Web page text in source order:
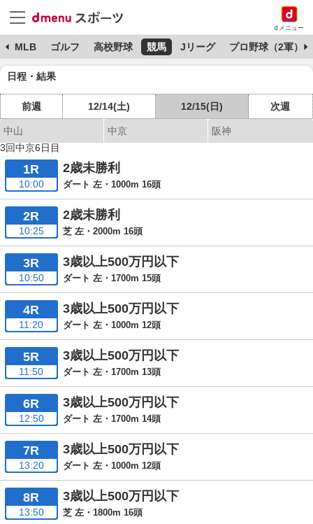
dメニュー
MLB ゴルフ 高校野球 競馬 Jリーグ プロ野球（2軍）
日程・結果
前週 12/14(土) 12/15(日) 次週
中山 中京
阪神
3回中京6日目
1R
10:00
2歳未勝利
ダート 左・1000m 16頭
2R
10:25
2歳未勝利
芝 左・2000m 16頭
3R
10:50
3歳以上500万円以下
ダート 左・1700m 15頭
4R
11:20
3歳以上500万円以下
ダート 左・1000m 12頭
5R
11:50
3歳以上500万円以下
ダート 左・1700m 13頭
6R
12:50
3歳以上500万円以下
ダート 左・1700m 14頭
7R
13:20
3歳以上500万円以下
ダート 左・1000m 12頭
8R
13:50
3歳以上500万円以下
芝 左・1800m 16頭